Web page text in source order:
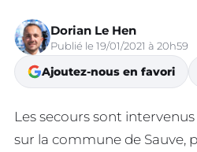
Dorian Le Hen
Publié le 19/01/2021 à 20h59
Ajoutez-nous en favori
Les secours sont
sur la commune de Sauve,